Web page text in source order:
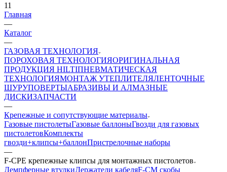
11
Главная
—
Каталог
—
ГАЗОВАЯ ТЕХНОЛОГИЯ
ПОРОХОВАЯ ТЕХНОЛОГИЯОРИГИНАЛЬНАЯ
ПРОДУКЦИЯ HILTIПНЕВМАТИЧЕСКАЯ
ТЕХНОЛОГИЯМОНТАЖ УТЕПЛИТЕЛЯЛЕНТОЧНЫЕ
ШУРУПОВЕРТЫАБРАЗИВЫ И АЛМАЗНЫЕ
ДИСКИЗАПЧАСТИ
—
Крепежные и сопутствующие материалы
Газовые пистолетыГазовые баллоныГвозди для газовых
пистолетовКомплекты
гвозди+клипсы+баллонПристрелочные наборы
—
F-CPE крепежные клипсы для монтажных пистолетов
Демпферные втулкиДержатели кабеляF-CM скобы